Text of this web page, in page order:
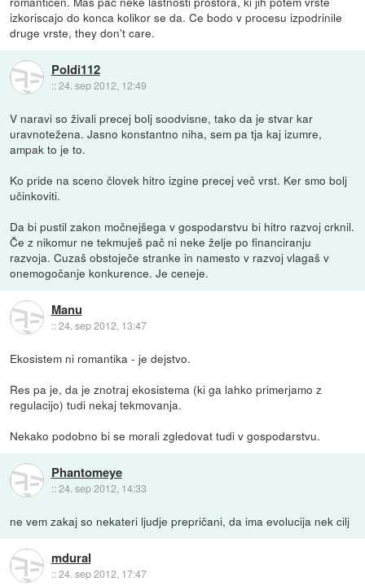
izkoriscajo do konca kolikor se da. Ce bodo v procesu izpodrinile
druge vrste, they don't care.
Poldi112
::24. sep 2012, 12:49
V naravi so živali precej bolj soodvisne, tako da je stvar kar
uravnotežena. Jasno konstantno niha, sem pa tja kaj izumre,
ampak to je to.
Ko pride na sceno človek hitro izgine precej več vrst. Ker smo bolj
učinkoviti.
Da bi pustil zakon močnejšega v gospodarstvu bi hitro razvoj crknil.
Če z nikomur ne tekmuješ pač ni neke želje po financiranju
razvoja. Cuzaš obstoječe stranke in namesto v razvoj vlagaš v
onemogočanje konkurence. Je ceneje.
Manu
::24. sep 2012, 13:47
Ekosistem ni romantika - je dejstvo.
Res pa je, da je znotraj ekosistema (ki ga lahko primerjamo z
regulacijo) tudi nekaj tekmovanja.
Nekako podobno bi se morali zgledovat tudi v gospodarstvu.
Phantomeye
::24. sep 2012, 14:33
ne vem zakaj so nekateri ljudje prepričani, da ima evolucija nek cilj
mdural
::24. sep 2012, 17:47